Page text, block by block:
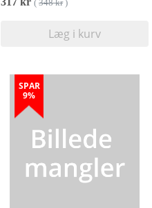
( 348 kr)
Læg i kurv
SPAR
9%